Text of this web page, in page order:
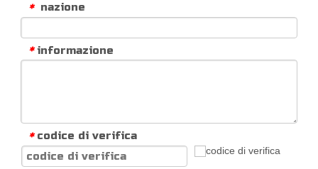
* nazione
* informazione
* codice di verifica